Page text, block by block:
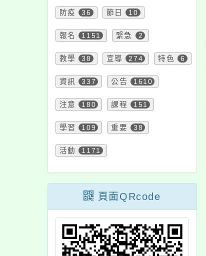
防疫 36 節日 10
報名 1151 緊急 2
教學 38 宣導 274 特色 6
資訊 337 公告 1610
注意 180 課程 151
學習 109 重要 38
活動 1171
頁面QRcode
「教育外交與實務案
例」